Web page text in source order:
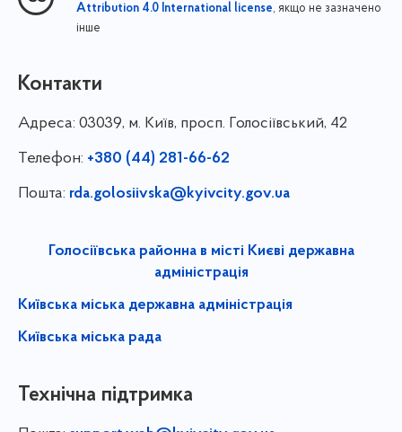
Attribution 4.0 International license, якщо не зазначено
інше
Контакти
Адреса: 03039, м. Київ, просп. Голосіївський, 42
Телефон: +380 (44) 281-66-62
Пошта: rda.golosiivska@kyivcity.gov.ua
Голосіївська районна в місті Києві державна
адміністрація
Київська міська державна адміністрація
Київська міська рада
Технічна підтримка